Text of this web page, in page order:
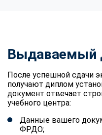
Выдаваемый
После успешной сдачи
получают диплом
документ отвечает
учебного центра:
Данные вашего
ФРДО;